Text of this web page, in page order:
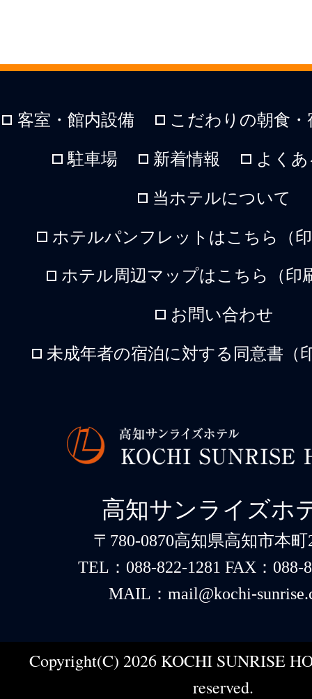
客室・館内設備 こだわりの朝食
駐車場 新着情報 よく
当ホテルについて
ホテルパンフレットはこちら（
ホテル周辺マップはこちら（印
お問い合わせ
未成年者の宿泊に対する同意書（
高知サンライズホ
〒780-0870高知県高知市本町
TEL：088-822-1281 FAX：088-
MAIL：mail@kochi-
Copyright(C) 2026 KOCHI SUNRISE
reserved.